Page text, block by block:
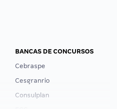
BANCAS DE CONCURSOS
Cebraspe
Cesgranrio
Consulplan